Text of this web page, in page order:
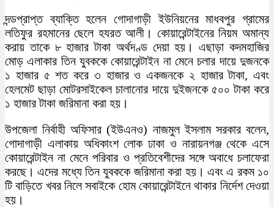
দন্ডপ্রাপ্ত ব্যাক্তি হলেন গোদাগাড়ী ইউনিয়নের মাধবপুর গ্রামের
লতিফুর রহমানের ছেলে হযরত আলী। কোয়ারেন্টাইনের নিয়ম অমান্য
করায় তাকে ৮ হাজার টাকা অর্থদণ্ড দেয়া হয়। এছাড়া কদমহাজির
মোড় এলাকার তিন যুবককে কোয়ারেন্টাইন না মেনে চলার দায়ে দুজনকে
১ হাজার ৫ শত করে ৩ হাজার ও একজনকে ২ হাজার টাকা, এবং
হেলমেট ছাড়া মোটরসাইকেল চালানোর দায়ে দুইজনকে ৫০০ টাকা করে
১ হাজার টাকা জরিমানা করা হয়।
উপজেলা নির্বাহী অফিসার (ইউএনও) নাজমুল ইসলাম সরকার বলেন,
গোদাগাড়ী এলাকায় অধিকাংশ লোক ঢাকা ও নারায়নগঞ্জ থেকে এসে
কোয়ারেন্টাইন না মেনে পরিবার ও প্রতিবেশীদের সঙ্গে অবাধে চলাফেরা
করছে। এদের মধ্যে তিন যুবককে জরিমানা করা হয়। এবং এ রকম ১০
টি বাড়িতে খবর নিলে সবাইকে হোম কোয়ারেন্টাইনে থাকার নির্দেশ দেওয়া
হয়।